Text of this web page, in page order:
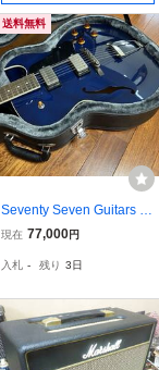
送料無料
Seventy Seven Guitars H
AWK-STD/DEEP JT DWN
現在 77,000円
入札 - 残り 3日